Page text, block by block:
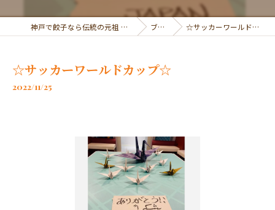
神戸で餃子なら伝統の元祖 ぎょうざ苑 ブログ ☆サッカーワールドカップ☆
☆サッカーワールドカップ☆
2022/11/25